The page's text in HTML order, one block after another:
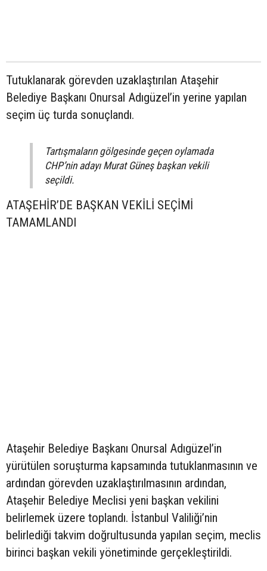
Tutuklanarak görevden uzaklaştırılan Ataşehir
Belediye Başkanı Onursal Adıgüzel’in yerine yapılan
seçim üç turda sonuçlandı.
Tartışmaların gölgesinde geçen oylamada
CHP’nin adayı Murat Güneş başkan vekili
seçildi.
ATAŞEHİR’DE BAŞKAN VEKİLİ SEÇİMİ
TAMAMLANDI
Ataşehir Belediye Başkanı Onursal Adıgüzel’in
yürütülen soruşturma kapsamında tutuklanmasının ve
ardından görevden uzaklaştırılmasının ardından,
Ataşehir Belediye Meclisi yeni başkan vekilini
belirlemek üzere toplandı. İstanbul Valiliği’nin
belirlediği takvim doğrultusunda yapılan seçim, meclis
birinci başkan vekili yönetiminde gerçekleştirildi.